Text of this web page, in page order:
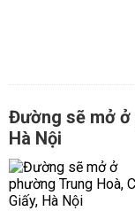
Đường sẽ mở ở
Hà Nội